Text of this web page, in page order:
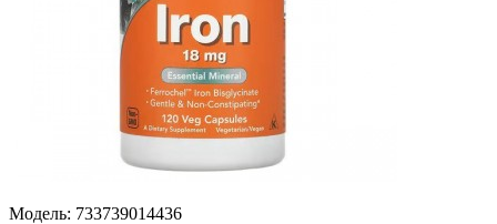
Модель: 733739014436